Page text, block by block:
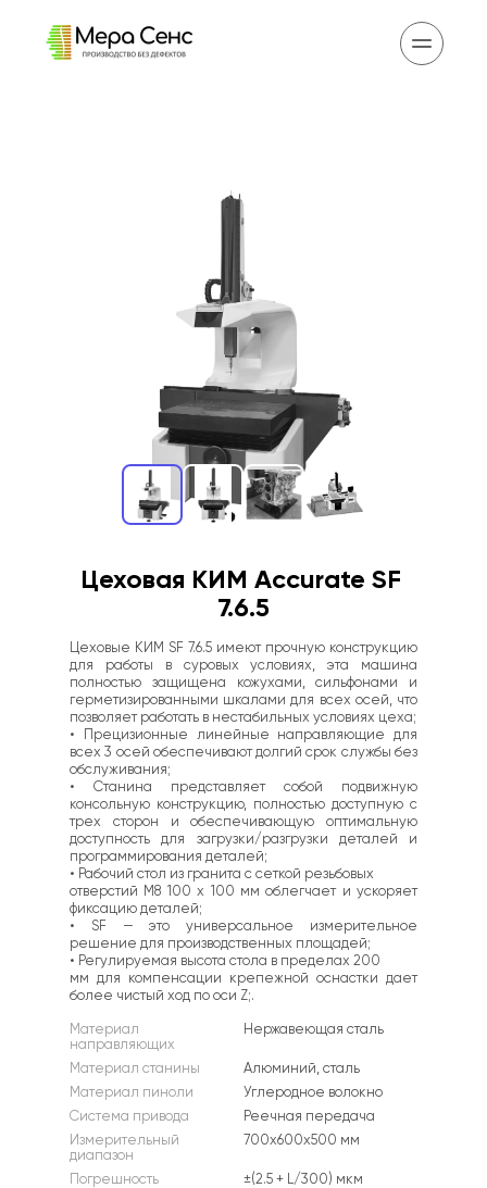
Цеховая КИМ Accurate SF
7.6.5
Цеховые КИМ SF 7.6.5 имеют прочную конструкцию
для работы в суровых условиях, эта машина
полностью защищена кожухами, сильфонами и
герметизированными шкалами для всех осей, что
позволяет работать в нестабильных условиях цеха;
• Прецизионные линейные направляющие для
всех 3 осей обеспечивают долгий срок службы без
обслуживания;
• Станина представляет собой подвижную
консольную конструкцию, полностью доступную с
трех сторон и обеспечивающую оптимальную
доступность для загрузки/разгрузки деталей и
программирования деталей;
• Рабочий стол из гранита с сеткой резьбовых
отверстий М8 100 х 100 мм облегчает и ускоряет
фиксацию деталей;
• SF — это универсальное измерительное
решение для производственных площадей;
• Регулируемая высота стола в пределах 200
мм для компенсации крепежной оснастки дает
более чистый ход по оси Z;.
Материал
направляющих
Нержавеющая сталь
Материал станины
Алюминий, сталь
Материал пиноли
Углеродное волокно
Система привода
Реечная передача
Измерительный
диапазон
700х600х500 мм
Погрешность ±(2.5 + L/300) мкм